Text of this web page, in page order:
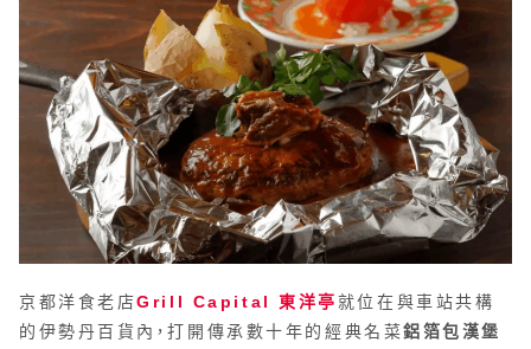
京都洋食老店Grill Capital 東洋亭就位在與車站共構
的伊勢丹百貨內，打開傳承數十年的經典名菜鋁箔包漢堡